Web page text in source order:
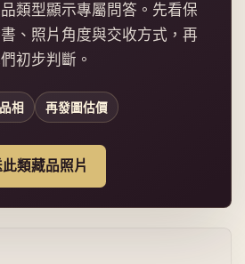
類型顯示專屬問答。先看保
、照片角度與交收方式，再
初步判斷。
相 再發圖估價
類藏品照片